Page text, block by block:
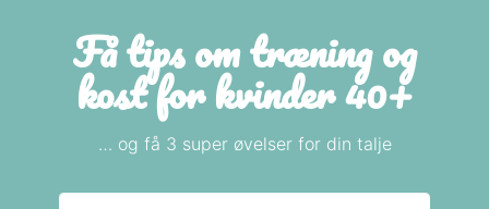
Få tips om træning og
kost for kvinder 40+
… og få 3 super øvelser for din talje